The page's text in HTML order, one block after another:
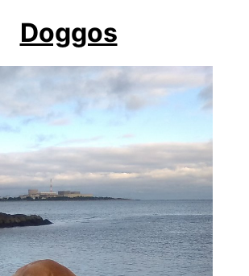
Doggos